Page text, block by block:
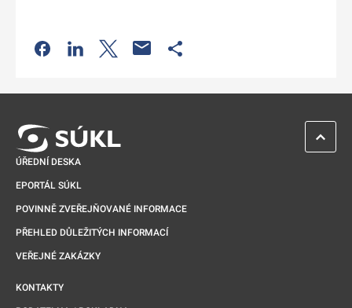
Odkaz se otevře na nové kartě
Odkaz se otevře na nové kartě
Odkaz se otevře na nové kartě
ÚŘEDNÍ DESKA
EPORTÁL SÚKL
POVINNĚ ZVEŘEJŇOVANÉ INFORMACE
PŘEHLED DŮLEŽITÝCH INFORMACÍ
VEŘEJNÉ ZAKÁZKY
KONTAKTY
ZPĚT